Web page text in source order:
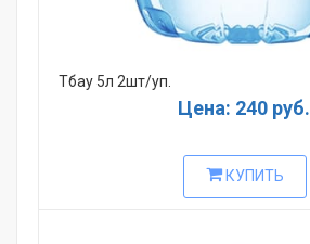
Тбау 5л 2шт/уп.
Цена: 240 руб.
КУПИТЬ